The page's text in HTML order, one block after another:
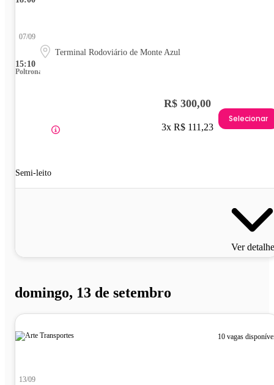
15:10
07/09
Terminal Rodoviário de Monte Azul
Poltrona
Semi-leito
R$ 300,00
3x R$ 111,23
Selecionar
Ver
domingo, 13 de setembro
10 vagas
13/09